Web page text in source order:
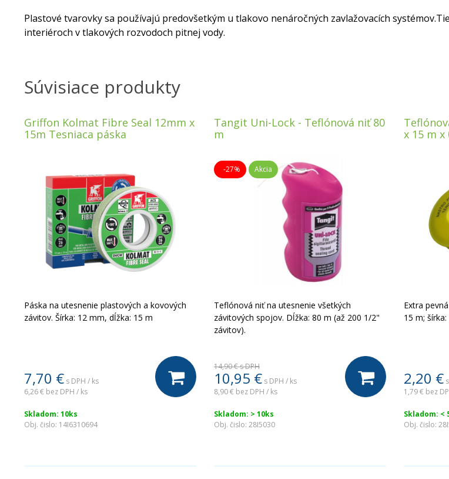
Plastové tvarovky sa používajú predovšetkým u tlakovo nenáročných zavlažovacích
interiéroch v tlakových rozvodoch pitnej vody.
Súvisiace produkty
Griffon Kolmat Fibre Seal 12mm x
15m Tesniaca páska
Páska na utesnenie plastových a kovových
závitov. Šírka: 12 mm, dĺžka: 15 m
7,70 € s DPH / ks
6,26 € bez DPH / ks
Skladom: 10ks
Obj. čislo: 14I6310694
Tangit Uni-Lock - Teflónová niť 80
m
-27% Akcia
Teflónová niť na utesnenie všetkých
závitových spojov. Dĺžka: 80 m (až 200 1/2"
závitov).
14,90 €s DPH
10,95 € s DPH / ks
8,90 € bez DPH / ks
Skladom: > 10ks
Obj. čislo: 28I5030
x 15 m x
Extra
15 m;
2,20 €
1,79 € bez
Skladom: <
Obj. čislo: